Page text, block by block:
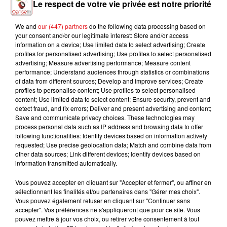
MAROON 5
Memories
BEBE REXHA
New Religion
TAYLOR SWIFT
Elizabeth Taylor
L'HOROSCOPE
Bélier Taureau Gémeaux
Le respect de votre vie privée est notre priorité
We and our (447) partnersdo the following data processing based on
your consent and/or our legitimate interest: Store and/or access
information on a device; Use limited data to select advertising; Create
profiles for personalised advertising; Use profiles to select personalised
advertising; Measure advertising performance; Measure content
performance; Understand audiences through statistics or combinations
of data from different sources; Develop and improve services; Create
profiles to personalise content; Use profiles to select personalised
content; Use limited data to select content; Ensure security, prevent and
detect fraud, and fix errors; Deliver and present advertising and content;
Save and communicate privacy choices. These technologies may
process personal data such as IP address and browsing data to offer
following functionalities: Identify devices based on information actively
requested; Use precise geolocation data; Match and combine data from
other data sources; Link different devices; Identify devices based on
information transmitted automatically.
Vous pouvez accepter en cliquant sur "Accepter et fermer", ou affiner en
sélectionnant les finalités et/ou partenaires dans "Gérer mes choix".
Vous pouvez également refuser en cliquant sur "Continuer sans
accepter". Vos préférences ne s'appliqueront que pour ce site. Vous
pouvez mettre à jour vos choix, ou retirer votre consentement à tout